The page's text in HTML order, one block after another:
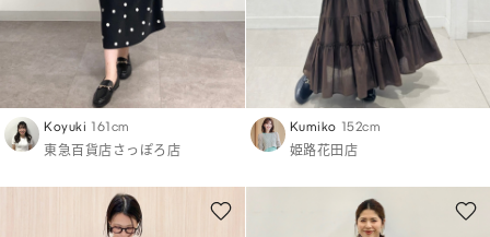
Koyuki 161cm
東急百貨店さっぽろ店
Kumiko 152cm
姫路花田店